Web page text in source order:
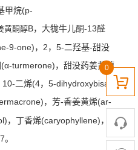
甲烷(p-
黄酮醇B，大牻牛儿酮-13醛
9-one)，2，5-二羟基-甜没
turmerone)，甜没药姜黄醇
二烯(4，5-dihydroxybisabola-
，芳-香姜黄烯(ar-
，丁香烯(caryophyllene)，龙脑
0